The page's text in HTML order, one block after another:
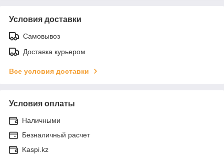
Условия доставки
Самовывоз
Доставка курьером
Все условия доставки
Условия оплаты
Наличными
Безналичный расчет
Kaspi.kz